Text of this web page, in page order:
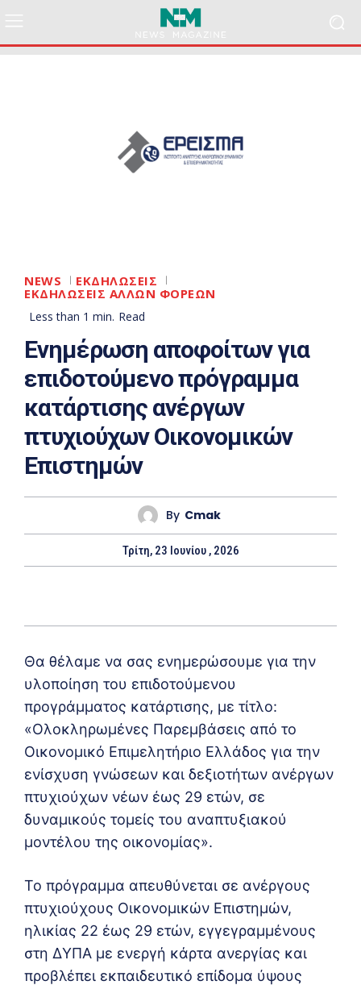
NEWS ΕΚΔΗΛΩΣΕΙΣ
ΕΚΔΗΛΩΣΕΙΣ ΑΛΛΩΝ ΦΟΡΕΩΝ
Less than 1 min. Read
Ενημέρωση αποφοίτων για
επιδοτούμενο πρόγραμμα
κατάρτισης ανέργων
πτυχιούχων Οικονομικών
Επιστημών
By Cmak
Τρίτη, 23 Ιουνίου , 2026
Θα θέλαμε να σας ενημερώσουμε για την
υλοποίηση του επιδοτούμενου
προγράμματος κατάρτισης, με τίτλο:
«Ολοκληρωμένες Παρεμβάσεις από το
Οικονομικό Επιμελητήριο Ελλάδος για την
ενίσχυση γνώσεων και δεξιοτήτων ανέργων
πτυχιούχων νέων έως 29 ετών, σε
δυναμικούς τομείς του αναπτυξιακού
μοντέλου της οικονομίας».
Το πρόγραμμα απευθύνεται σε ανέργους
πτυχιούχους Οικονομικών Επιστημών,
ηλικίας 22 έως 29 ετών, εγγεγραμμένους
στη ΔΥΠΑ με ενεργή κάρτα ανεργίας και
προβλέπει εκπαιδευτικό επίδομα ύψους